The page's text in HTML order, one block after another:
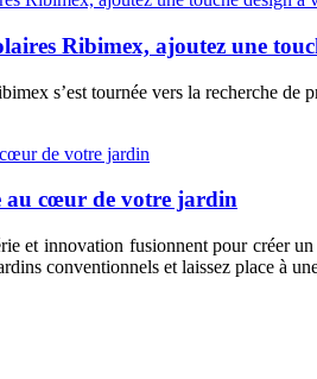
Ribimex, ajoutez une
s’est tournée vers la recherche
au cœur de votre jardin
et innovation fusionnent pour créer
conventionnels et laissez place à